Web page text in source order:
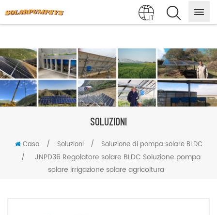
IT
SOLUZIONI
Casa / Soluzioni / Soluzione di pompa solare BLDC
/
JNPD36 Regolatore solare BLDC Soluzione pompa
solare irrigazione solare agricoltura